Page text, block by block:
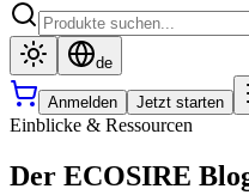
de
Anmelden Jetzt starten
Einblicke & Ressourcen
Der ECOSIRE